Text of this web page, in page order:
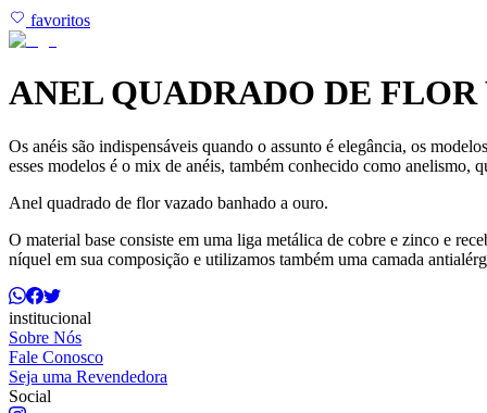
favoritos
ANEL QUADRADO DE
Os anéis são indispensáveis quando o assunto é elegância, os
esses modelos é o mix de anéis, também conhecido como anelismo,
Anel quadrado de flor vazado banhado a ouro.
O material base consiste em uma liga metálica de cobre e zinco e
níquel em sua composição e utilizamos também uma camada
institucional
Sobre Nós
Fale Conosco
Seja uma Revendedora
Social